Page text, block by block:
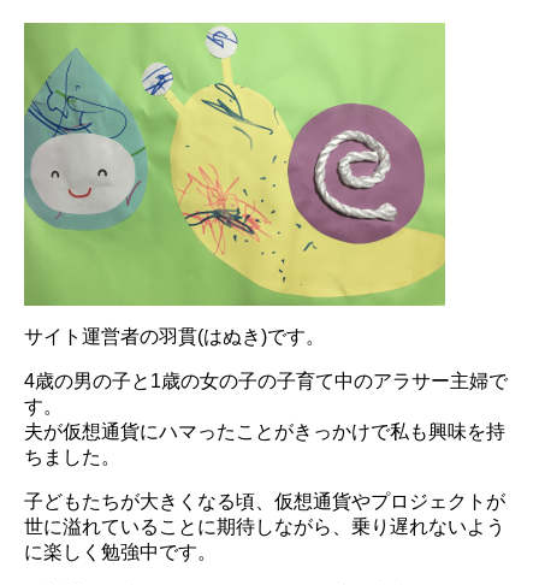
サイト運営者の羽貫(はぬき)です。
4歳の男の子と1歳の女の子の子育て中のアラサー主婦で
す。
夫が仮想通貨にハマったことがきっかけで私も興味を持
ちました。
子どもたちが大きくなる頃、仮想通貨やプロジェクトが
世に溢れていることに期待しながら、乗り遅れないよう
に楽しく勉強中です。